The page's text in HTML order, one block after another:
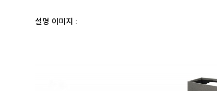
설명 이미지 :